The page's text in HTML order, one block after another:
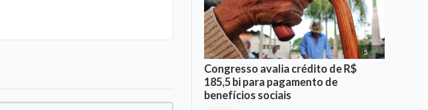
5 
Congresso avalia crédito de R$
185,5 bi para pagamento de
benefícios sociais